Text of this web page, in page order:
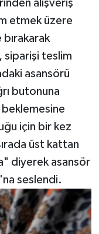
alışveriş
etmek üzere
siparişi teslim
asansörü
butonuna
beklemesine
için bir kez
üst kattan
diyerek asansör
seslendi.